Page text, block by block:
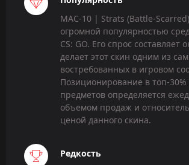
MAC-10 | Strats (Battle-
огромной популярностью
CS: GO. Его спрос составляет
делает этот скин одним из
востребованных в игровом
Позиционирование в топ-
предметов определяется
объемом продаж и
ценой данного скина.
Редкость